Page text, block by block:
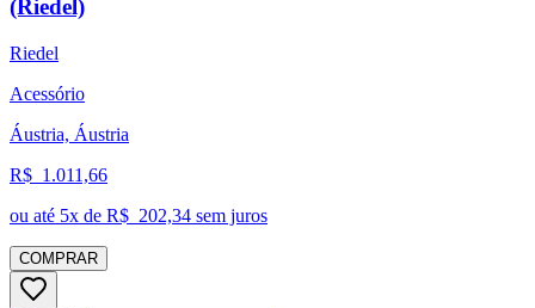
(Riedel)
Riedel
Acessório
Áustria, Áustria
R$ 1.011,66
ou até 5x de R$ 202,34 sem juros
COMPRAR